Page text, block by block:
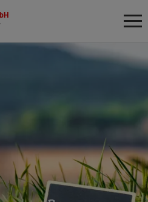
suchen?